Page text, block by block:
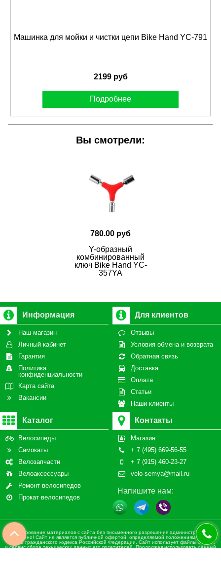
Машинка для мойки и чистки цепи Bike Hand YC-791
2199 руб
Подробнее
Вы смотрели:
780.00 руб
Y-образный
комбинированный
ключ Bike Hand YC-
357YA
Информация
Наш магазин
Личный кабинет
Гарантия
Политика
конфиденциальности
Карта сайта
Вакансии
Для клиентов
Отзывы
Условия обмена и возврата
Обратная связь
Доставка
Оплата
Статьи
Наши клиенты
Каталог
Велосипеды
Самокаты
Велозапчасти
Велоаксессуары
Ремонт велосипедов
Прокат велосипедов
Контакты
Магазин
+ 7 (495) 669-56-55
+ 7 (915) 460-23-27
velo-semya@mail.ru
Напишите нам:
Копирование материалов с сайта без письменного разрешения администрации
запрещено! Сайт не является публичной офертой, определяемой положениями статьи
437 ч.2 гражданского кодекса Российской Федерации. Сайт использует файлы cookies
и сервис сбора технических данных его посетителей. Продолжая использовать данный